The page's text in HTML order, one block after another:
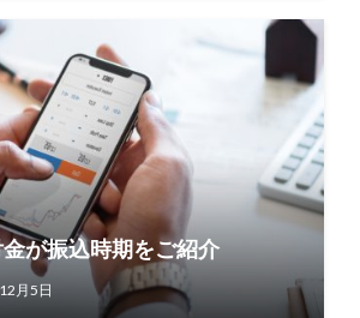
が振込時期をご紹介
月5日